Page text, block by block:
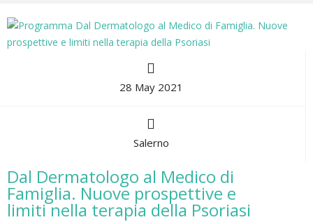
28 May 2021
Salerno
Dal Dermatologo al Medico di
Famiglia. Nuove prospettive e
limiti nella terapia della Psoriasi